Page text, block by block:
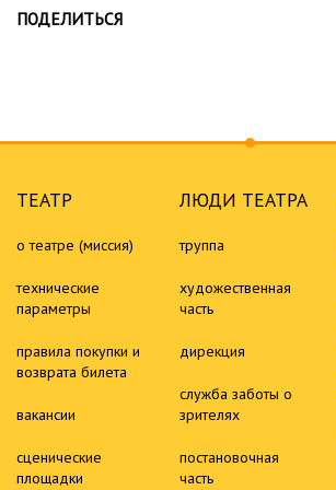
ПОДЕЛИТЬСЯ
ТЕАТР
о театре (миссия)
технические
параметры
правила покупки и
возврата билета
вакансии
сценические
площадки
ЛЮДИ ТЕАТРА
труппа
художественная
часть
дирекция
служба заботы о
зрителях
постановочная
часть